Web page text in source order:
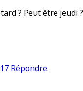
? Peut être jeudi ?
Répondre